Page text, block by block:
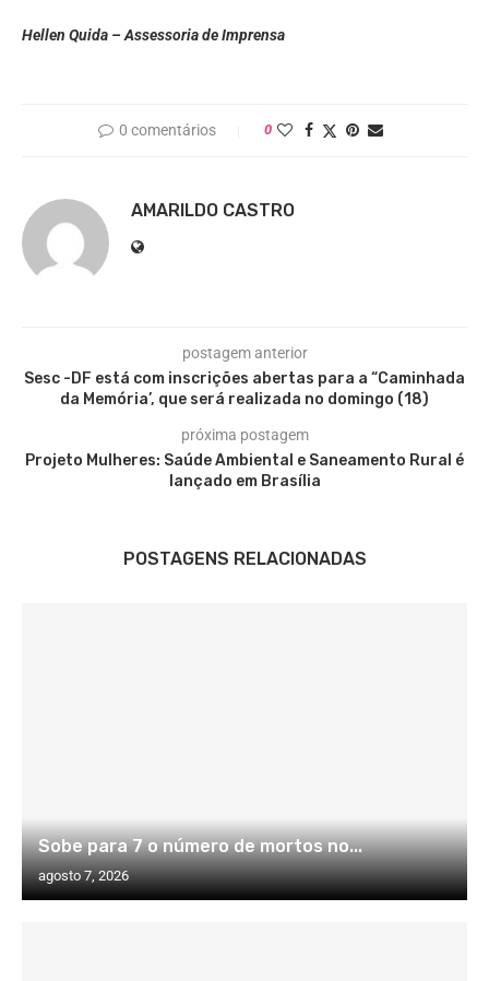
Hellen Quida – Assessoria de Imprensa
0 comentários 0
AMARILDO CASTRO
postagem anterior
Sesc -DF está com inscrições abertas para a “Caminhada
da Memória’, que será realizada no domingo (18)
próxima postagem
Projeto Mulheres: Saúde Ambiental e Saneamento Rural é
lançado em Brasília
POSTAGENS RELACIONADAS
Sobe para 7 o número de mortos no...
agosto 7, 2026